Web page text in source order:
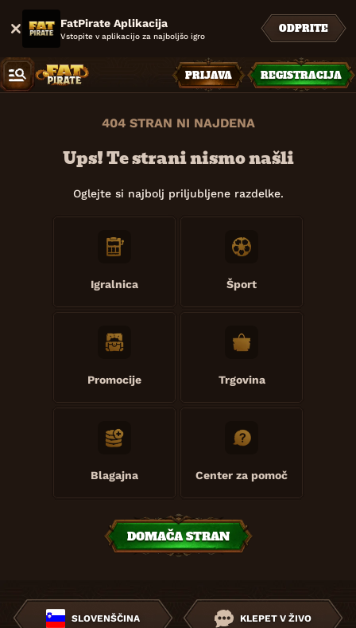
FatPirate Aplikacija
Vstopite v aplikacijo za najboljšo igro
ODPRITE
PRIJAVA REGISTRACIJA
404 STRAN NI NAJDENA
Ups! Te strani nismo našli
Oglejte si najbolj priljubljene razdelke.
Igralnica Šport
Promocije Trgovina
Blagajna Center za pomoč
DOMAČA STRAN
SLOVENŠČINA KLEPET V ŽIVO